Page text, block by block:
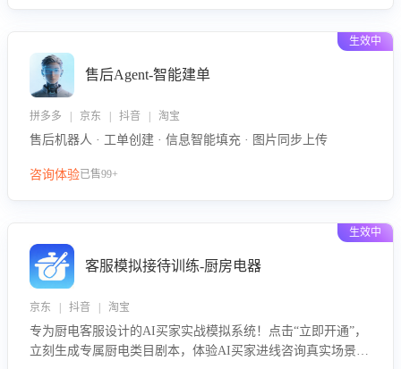
生效中
售后Agent-智能建单
拼多多 | 京东 | 抖音 | 淘宝
售后机器人 · 工单创建 · 信息智能填充 · 图片同步上传
咨询体验已售99+
生效中
客服模拟接待训练-厨房电器
京东 | 抖音 | 淘宝
专为厨电客服设计的AI买家实战模拟系统！点击“立即开通”，
立刻生成专属厨电类目剧本，体验AI买家进线咨询真实场景训